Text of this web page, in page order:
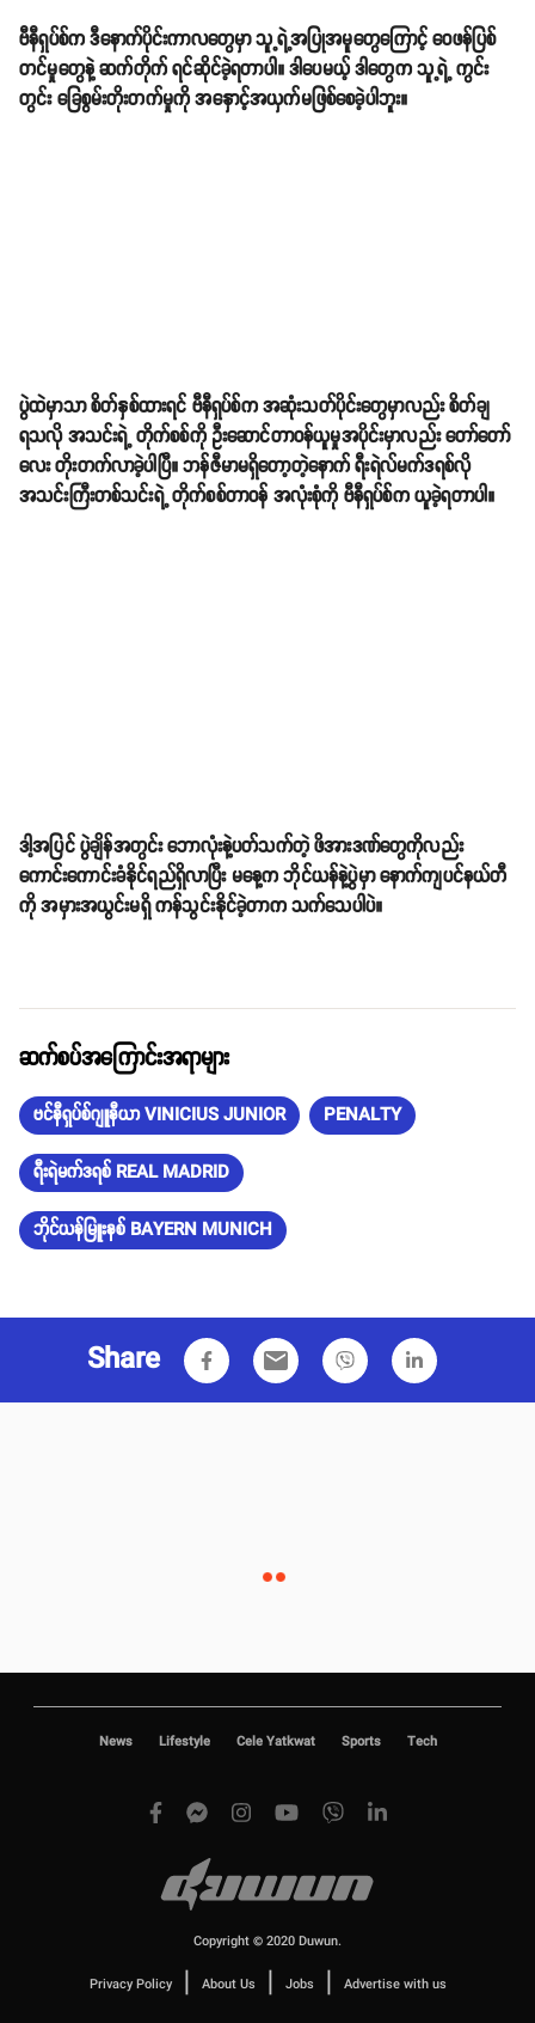
ဗီနီရှပ်စ်က ဒီနောက်ပိုင်းကာလတွေမှာ သူ့ရဲ့အပြုအမူတွေကြောင့် ဝေဖန်ပြစ်
တင်မှုတွေနဲ့ ဆက်တိုက် ရင်ဆိုင်ခဲ့ရတာပါ။ ဒါပေမယ့် ဒါတွေက သူ့ရဲ့ ကွင်း
တွင်း ခြေစွမ်းတိုးတက်မှုကို အနှောင့်အယှက်မဖြစ်စေခဲ့ပါဘူး။
ပွဲထဲမှာသာ စိတ်နှစ်ထားရင် ဗီနီရှပ်စ်က အဆုံးသတ်ပိုင်းတွေမှာလည်း စိတ်ချ
ရသလို အသင်းရဲ့ တိုက်စစ်ကို ဦးဆောင်တာဝန်ယူမှုအပိုင်းမှာလည်း တော်တော်
လေး တိုးတက်လာခဲ့ပါပြီ။ ဘန်ဇီမာမရှိတော့တဲ့နောက် ရီးရဲလ်မက်ဒရစ်လို
အသင်းကြီးတစ်သင်းရဲ့ တိုက်စစ်တာဝန် အလုံးစုံကို ဗီနီရှပ်စ်က ယူခဲ့ရတာပါ။
ဒါ့အပြင် ပွဲချိန်အတွင်း ဘောလုံးနဲ့ပတ်သက်တဲ့ ဖိအားဒဏ်တွေကိုလည်း
ကောင်းကောင်းခံနိုင်ရည်ရှိလာပြီး မနေ့က ဘိုင်ယန်နဲ့ပွဲမှာ နောက်ကျပင်နယ်တီ
ကို အမှားအယွင်းမရှိ ကန်သွင်းနိုင်ခဲ့တာက သက်သေပါပဲ။
ဆက်စပ်အကြောင်းအရာများ
ဗင်နီရှပ်စ်ဂျူနီယာ VINICIUS JUNIOR PENALTY
ရီးရဲမက်ဒရစ် REAL MADRID
ဘိုင်ယန်မြူးနစ် BAYERN MUNICH
Share email
News Lifestyle Cele Yatkwat Sports Tech
Copyright © 2020 Duwun.
Privacy Policy | About Us | Jobs | Advertise with us